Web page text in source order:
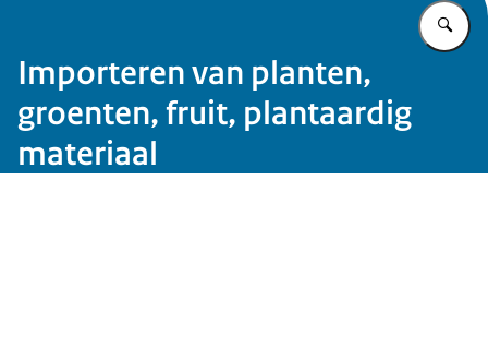
Importeren van planten,
groenten, fruit, plantaardig
materiaal